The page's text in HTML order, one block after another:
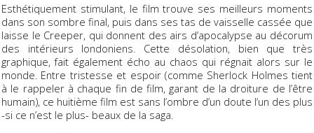
Esthétiquement stimulant, le film trouve ses meilleurs moments
dans son sombre final, puis dans ses tas de vaisselle cassée que
laisse le Creeper, qui donnent des airs d’apocalypse au décorum
des intérieurs londoniens. Cette désolation, bien que très
graphique, fait également écho au chaos qui régnait alors sur le
monde. Entre tristesse et espoir (comme Sherlock Holmes tient
à le rappeler à chaque fin de film, garant de la droiture de l’être
humain), ce huitième film est sans l’ombre d’un doute l’un des plus
-si ce n’est le plus- beaux de la saga.